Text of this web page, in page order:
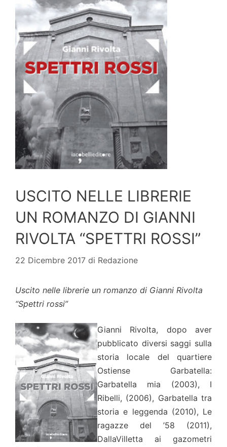
USCITO NELLE LIBRERIE
UN ROMANZO DI GIANNI
RIVOLTA “SPETTRI ROSSI”
22 Dicembre 2017 di Redazione
Uscito nelle librerie un romanzo di Gianni Rivolta
“Spettri rossi”
Gianni Rivolta, dopo aver
pubblicato diversi saggi sulla
storia locale del quartiere
Ostiense Garbatella:
Garbatella mia (2003), I
Ribelli, (2006), Garbatella tra
storia e leggenda (2010), Le
ragazze del ’58 (2011),
DallaVilletta ai gazometri